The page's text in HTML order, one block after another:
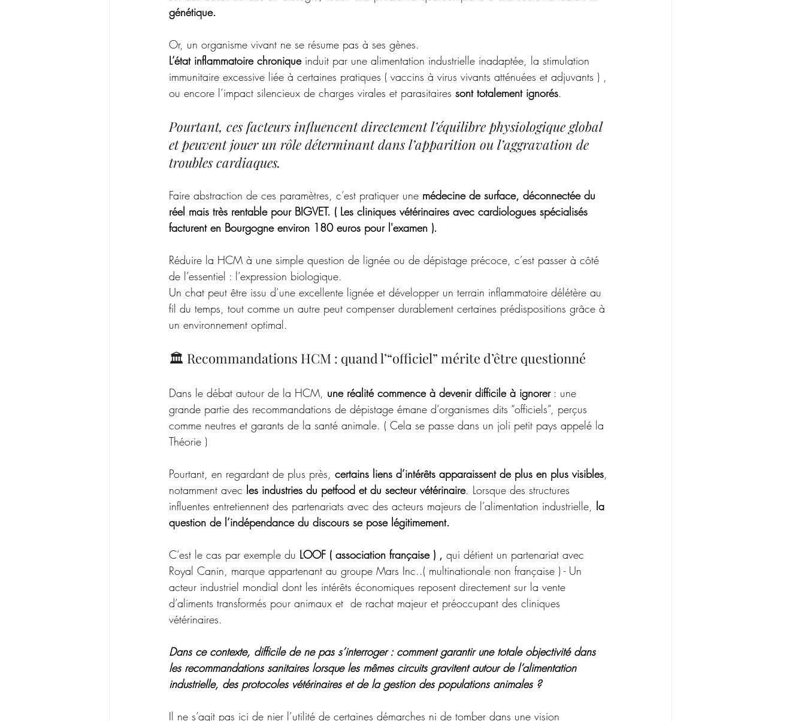
génétique.
Or, un organisme vivant ne se résume pas à ses gènes.
L’état inflammatoire chronique induit par une alimentation industrielle inadaptée, la stimulation
immunitaire excessive liée à certaines pratiques ( vaccins à virus vivants atténuées et adjuvants ) ,
ou encore l’impact silencieux de charges virales et parasitaires sont totalement ignorés.
Pourtant, ces facteurs influencent directement l’équilibre physiologique global
et peuvent jouer un rôle déterminant dans l’apparition ou l’aggravation de
troubles cardiaques.
Faire abstraction de ces paramètres, c’est pratiquer une médecine de surface, déconnectée du
réel mais très rentable pour BIGVET. ( Les cliniques vétérinaires avec cardiologues spécialisés
facturent en Bourgogne environ 180 euros pour l'examen ).
Réduire la HCM à une simple question de lignée ou de dépistage précoce, c’est passer à côté
de l’essentiel : l’expression biologique.
Un chat peut être issu d’une excellente lignée et développer un terrain inflammatoire délétère au
fil du temps, tout comme un autre peut compenser durablement certaines prédispositions grâce à
un environnement optimal.
🏛️ Recommandations HCM : quand l’“officiel” mérite d’être questionné
Dans le débat autour de la HCM, une réalité commence à devenir difficile à ignorer : une
grande partie des recommandations de dépistage émane d’organismes dits “officiels”, perçus
comme neutres et garants de la santé animale. ( Cela se passe dans un joli petit pays appelé la
Théorie )
Pourtant, en regardant de plus près, certains liens d’intérêts apparaissent de plus en plus visibles,
notamment avec les industries du petfood et du secteur vétérinaire. Lorsque des structures
influentes entretiennent des partenariats avec des acteurs majeurs de l’alimentation industrielle, la
question de l’indépendance du discours se pose légitimement.
C’est le cas par exemple du LOOF ( association française ) , qui détient un partenariat avec
Royal Canin, marque appartenant au groupe Mars Inc..( multinationale non française ) - Un
acteur industriel mondial dont les intérêts économiques reposent directement sur la vente
d’aliments transformés pour animaux et  de rachat majeur et préoccupant des cliniques
vétérinaires.
Dans ce contexte, difficile de ne pas s’interroger : comment garantir une totale objectivité dans
les recommandations sanitaires lorsque les mêmes circuits gravitent autour de l’alimentation
industrielle, des protocoles vétérinaires et de la gestion des populations animales ?
Il ne s’agit pas ici de nier l’utilité de certaines démarches ni de tomber dans une vision